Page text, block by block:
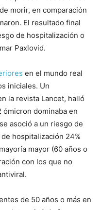
morir, en comparación
El resultado final
de hospitalización o
Paxlovid.
en el mundo real
iniciales. Un
la revista Lancet, halló
ómicron dominaba en
asoció a un riesgo de
hospitalización 24%
mayor (60 años o
con los que no
de 50 años o más en